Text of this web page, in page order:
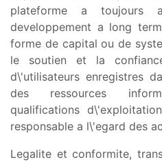
plateforme a
developpement a long
forme de capital ou de
le soutien et la
d\'utilisateurs enregistres
des ressources
qualifications
responsable a l\'egard des
Legalite et conformite,